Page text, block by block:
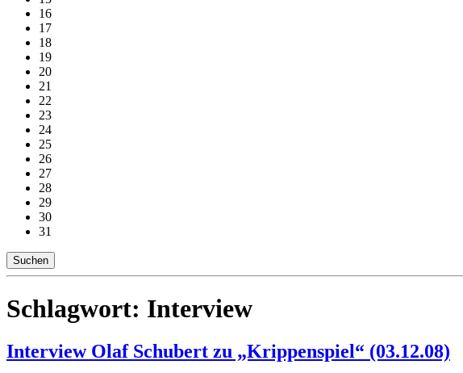
16
17
18
19
20
21
22
23
24
25
26
27
28
29
30
31
Suchen
Schlagwort: Interview
Interview Olaf Schubert zu „Krippenspiel“ (03.12.08)